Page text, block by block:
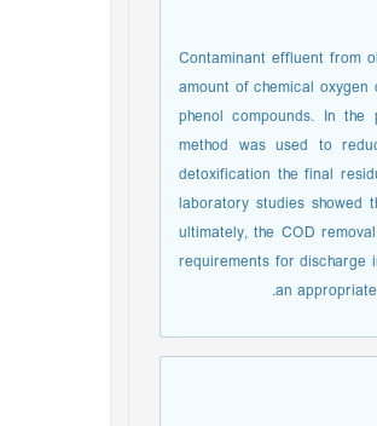
Contaminant effluent from
amount of chemical
phenol compounds. In
method was used to
detoxification the final
laboratory studies showed
ultimately, the COD
requirements for discharge
an